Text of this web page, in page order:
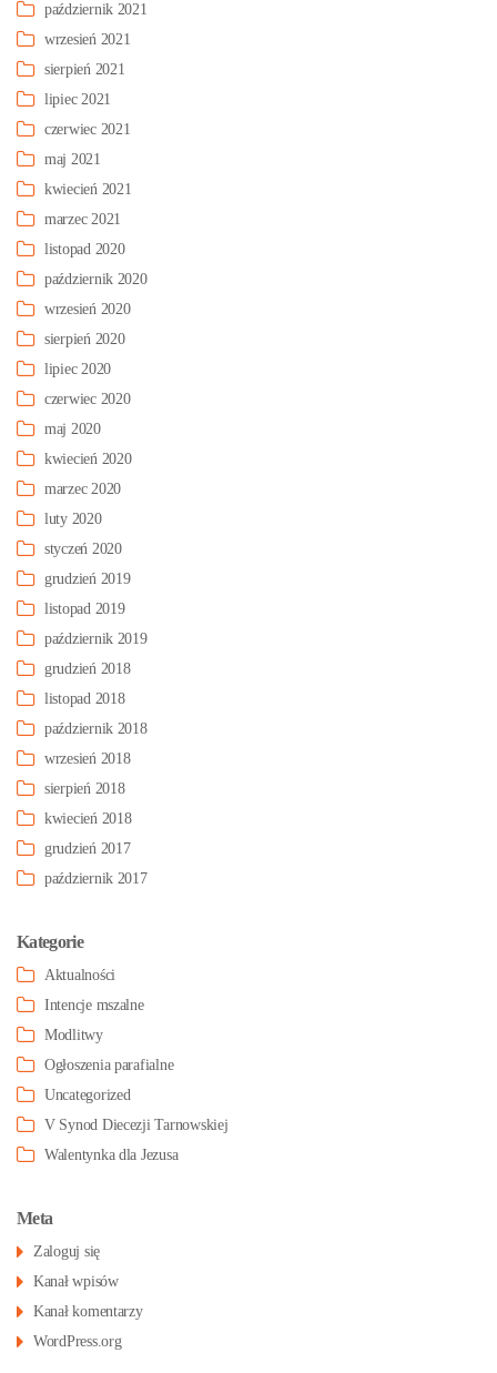
październik 2021
wrzesień 2021
sierpień 2021
lipiec 2021
czerwiec 2021
maj 2021
kwiecień 2021
marzec 2021
listopad 2020
październik 2020
wrzesień 2020
sierpień 2020
lipiec 2020
czerwiec 2020
maj 2020
kwiecień 2020
marzec 2020
luty 2020
styczeń 2020
grudzień 2019
listopad 2019
październik 2019
grudzień 2018
listopad 2018
październik 2018
wrzesień 2018
sierpień 2018
kwiecień 2018
grudzień 2017
październik 2017
Kategorie
Aktualności
Intencje mszalne
Modlitwy
Ogłoszenia parafialne
Uncategorized
V Synod Diecezji Tarnowskiej
Walentynka dla Jezusa
Meta
Zaloguj się
Kanał wpisów
Kanał komentarzy
WordPress.org